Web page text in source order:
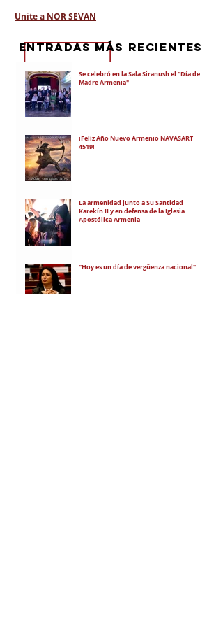
Unite a NOR SEVAN
Se celebró en la Sala Siranush el "Día de la
Madre Armenia"
¡Felíz Año Nuevo Armenio NAVASART
4519!
La armenidad junto a Su Santidad
Karekín II y en defensa de la Iglesia
Apostólica Armenia
"Hoy es un día de vergüenza nacional"
eNTRADAS MÁS RECIENTES